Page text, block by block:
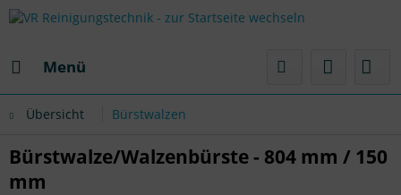
Menü
Übersicht Bürstwalzen
Bürstwalze/Walzenbürste - 804 mm / 150
mm